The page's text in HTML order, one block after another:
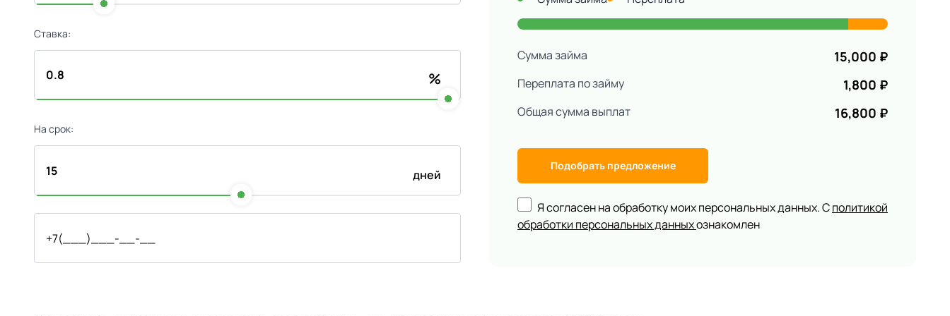
Ставка:
%
На срок:
дней
Сумма займа 15,000 ₽
Переплата по займу 1,800 ₽
Общая сумма выплат 16,800 ₽
Подобрать предложение
Я согласен на обработку моих персональных данных. Сполитикой
обработки персональных данныхознакомлен